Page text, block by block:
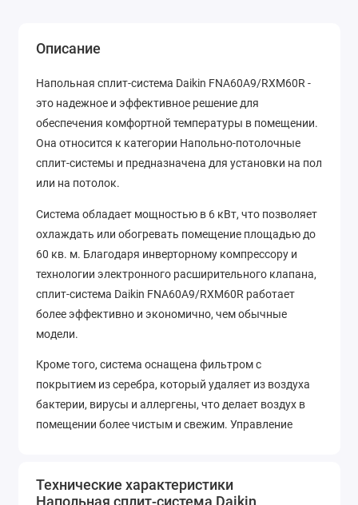
Описание
Напольная сплит-система Daikin FNA60A9/RXM60R -
это надежное и эффективное решение для
обеспечения комфортной температуры в помещении.
Она относится к категории Напольно-потолочные
сплит-системы и предназначена для установки на пол
или на потолок.
Система обладает мощностью в 6 кВт, что позволяет
охлаждать или обогревать помещение площадью до
60 кв. м. Благодаря инверторному компрессору и
технологии электронного расширительного клапана,
сплит-система Daikin FNA60A9/RXM60R работает
более эффективно и экономично, чем обычные
модели.
Кроме того, система оснащена фильтром с
покрытием из серебра, который удаляет из воздуха
бактерии, вирусы и аллергены, что делает воздух в
помещении более чистым и свежим. Управление
и интуитивно понятный интерфейс.
Технические характеристики
Напольная сплит-система Daikin